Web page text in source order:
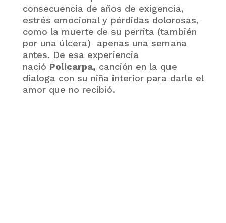
consecuencia de años de exigencia,
estrés emocional y pérdidas dolorosas,
como la muerte de su perrita (también
por una úlcera) apenas una semana
antes. De esa experiencia
nació Policarpa, canción en la que
dialoga con su niña interior para darle el
amor que no recibió.